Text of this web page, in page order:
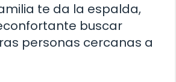
te da la espalda,
buscar
personas cercanas a